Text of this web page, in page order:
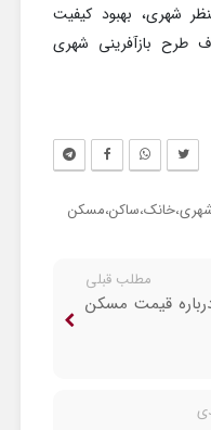
شهری، بهبود کیفیت
طرح بازآفرینی شهری
شهری،خانک،ساکن،مسکن
مطلب قبلی
قیمت مسکن